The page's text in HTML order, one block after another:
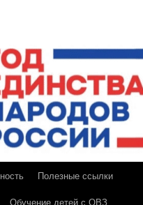
Полезные ссылки
Обучение детей с ОВЗ